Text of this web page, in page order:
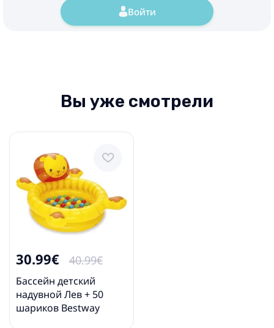
Войти
Вы уже смотрели
30.99€ 40.99€
Бассейн детский
надувной Лев + 50
шариков Bestway